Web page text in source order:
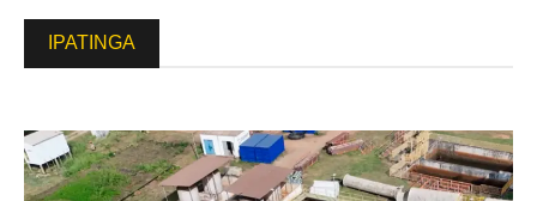
IPATINGA